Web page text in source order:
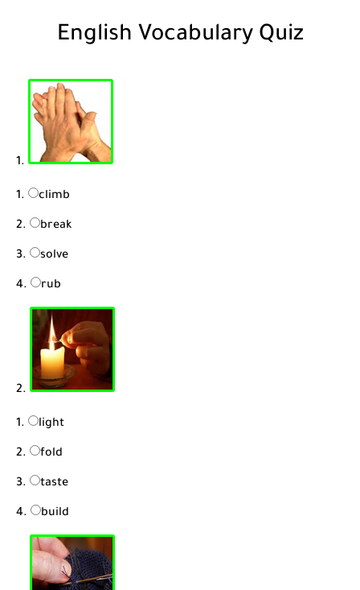
English Vocabulary Quiz
1.
climb
break
solve
rub
2.
light
fold
taste
build